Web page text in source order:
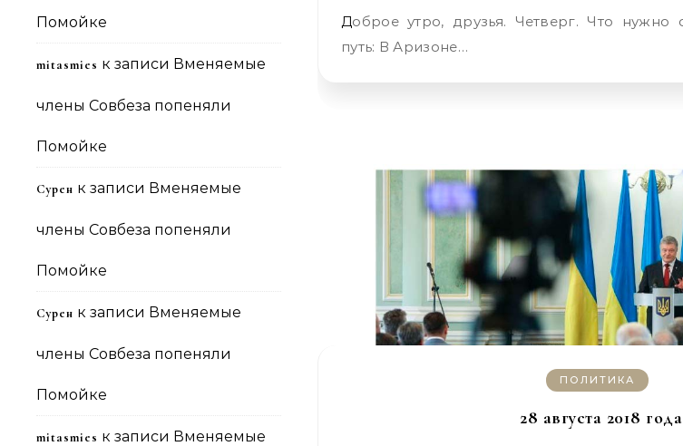
Помойке
mitasmies к записи Вменяемые
члены Совбеза попеняли
Помойке
Сурен к записи Вменяемые
члены Совбеза попеняли
Помойке
Сурен к записи Вменяемые
члены Совбеза попеняли
Помойке
mitasmies к записи Вменяемые
Доброе утро, друзья. Четверг. Что нужно отметить? В последний
путь: В Аризоне…
ПОЛИТИКА
28 августа 2018 года